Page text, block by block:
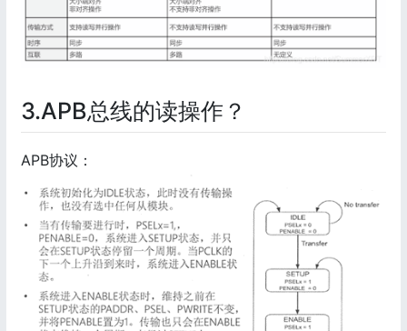
3.APB总线的读操作？
APB协议：